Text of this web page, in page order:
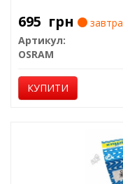
695 грн
завтра
Артикул:
OSRAM
КУПИТИ